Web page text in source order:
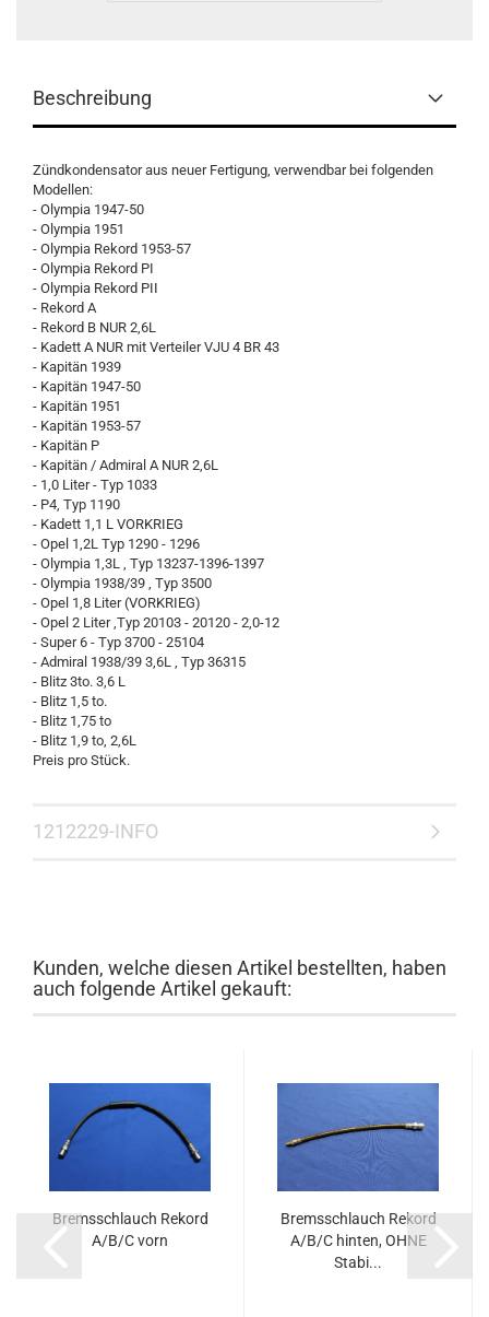
Beschreibung
Zündkondensator aus neuer Fertigung, verwendbar bei folgenden
Modellen:
- Olympia 1947-50
- Olympia 1951
- Olympia Rekord 1953-57
- Olympia Rekord PI
- Olympia Rekord PII
- Rekord A
- Rekord B NUR 2,6L
- Kadett A NUR mit Verteiler VJU 4 BR 43
- Kapitän 1939
- Kapitän 1947-50
- Kapitän 1951
- Kapitän 1953-57
- Kapitän P
- Kapitän / Admiral A NUR 2,6L
- 1,0 Liter - Typ 1033
- P4, Typ 1190
- Kadett 1,1 L VORKRIEG
- Opel 1,2L Typ 1290 - 1296
- Olympia 1,3L , Typ 13237-1396-1397
- Olympia 1938/39 , Typ 3500
- Opel 1,8 Liter (VORKRIEG)
- Opel 2 Liter ,Typ 20103 - 20120 - 2,0-12
- Super 6 - Typ 3700 - 25104
- Admiral 1938/39 3,6L , Typ 36315
- Blitz 3to. 3,6 L
- Blitz 1,5 to.
- Blitz 1,75 to
- Blitz 1,9 to, 2,6L
Preis pro Stück.
1212229-INFO
Kunden, welche diesen Artikel bestellten, haben
auch folgende Artikel gekauft:
Bremsschlauch Rekord
A/B/C vorn
Bremsschlauch Rekord
A/B/C hinten, OHNE
Stabi...